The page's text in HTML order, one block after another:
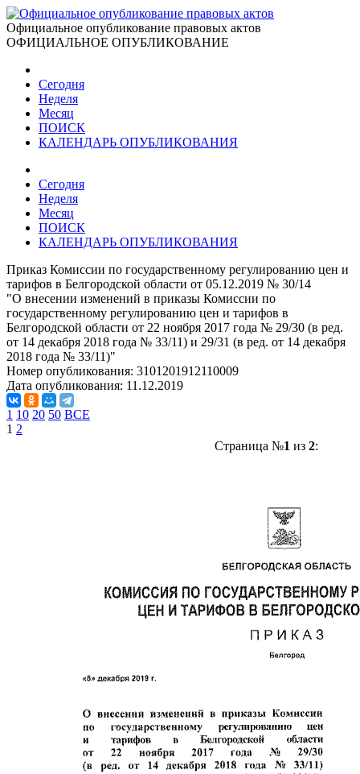
Официальное опубликование правовых актов
ОФИЦИАЛЬНОЕ ОПУБЛИКОВАНИЕ
Сегодня
Неделя
Месяц
ПОИСК
КАЛЕНДАРЬ ОПУБЛИКОВАНИЯ
Сегодня
Неделя
Месяц
ПОИСК
КАЛЕНДАРЬ ОПУБЛИКОВАНИЯ
Приказ Комиссии по государственному регулированию цен и
тарифов в Белгородской области от 05.12.2019 № 30/14
"О внесении изменений в приказы Комиссии по
государственному регулированию цен и тарифов в
Белгородской области от 22 ноября 2017 года № 29/30 (в ред.
от 14 декабря 2018 года № 33/11) и 29/31 (в ред. от 14 декабря
2018 года № 33/11)"
Номер опубликования: 3101201912110009
Дата опубликования: 11.12.2019
1 10 20 50 ВСЕ
1 2
Страница №1 из 2: